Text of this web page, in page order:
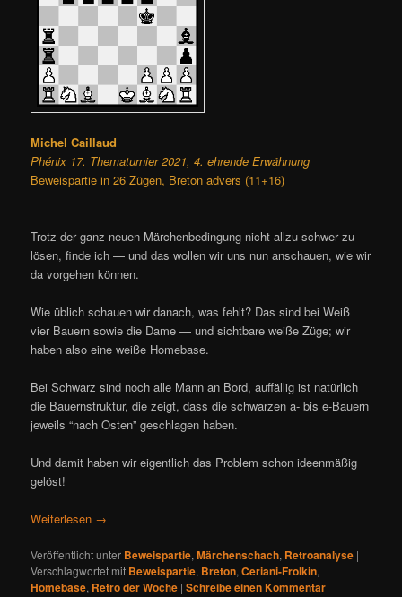
Michel Caillaud
Phénix 17. Thematurnier 2021, 4. ehrende Erwähnung
Beweispartie in 26 Zügen, Breton advers (11+16)
Trotz der ganz neuen Märchenbedingung nicht allzu schwer zu
lösen, finde ich — und das wollen wir uns nun anschauen, wie wir
da vorgehen können.
Wie üblich schauen wir danach, was fehlt? Das sind bei Weiß
vier Bauern sowie die Dame — und sichtbare weiße Züge; wir
haben also eine weiße Homebase.
Bei Schwarz sind noch alle Mann an Bord, auffällig ist natürlich
die Bauernstruktur, die zeigt, dass die schwarzen a- bis e-Bauern
jeweils “nach Osten” geschlagen haben.
Und damit haben wir eigentlich das Problem schon ideenmäßig
gelöst!
Weiterlesen →
Veröffentlicht unter Beweispartie,Märchenschach, Retroanalyse |
Verschlagwortet mit Beweispartie, Breton,Ceriani-Frolkin,
Homebase, Retro der Woche |Schreibe einen Kommentar